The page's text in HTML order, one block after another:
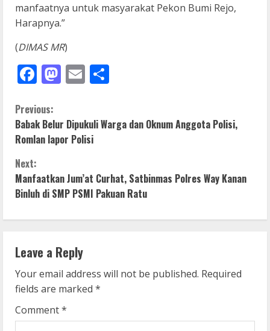
manfaatnya untuk masyarakat Pekon Bumi Rejo,
Harapnya.”
(DIMAS MR)
Facebook
Mastodon
Email
C
o
n
t
i
n
u
e
R
Previous:
Babak Belur Dipukuli Warga dan Oknum Anggota Polisi,
Romlan lapor Polisi
Next:
Manfaatkan Jum’at Curhat, Satbinmas Polres Way Kanan
Binluh di SMP PSMI Pakuan Ratu
Leave a Reply
Your email address will not be published. Required
fields are marked *
Comment*